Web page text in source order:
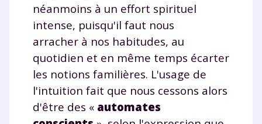
néanmoins à un effort spirituel
intense, puisqu'il faut nous
arracher à nos habitudes, au
quotidien et en même temps écarter
les notions familières. L'usage de
l'intuition fait que nous cessons alors
d'être des « automates